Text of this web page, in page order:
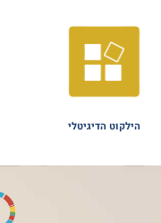
הילקוט הדיגיטלי